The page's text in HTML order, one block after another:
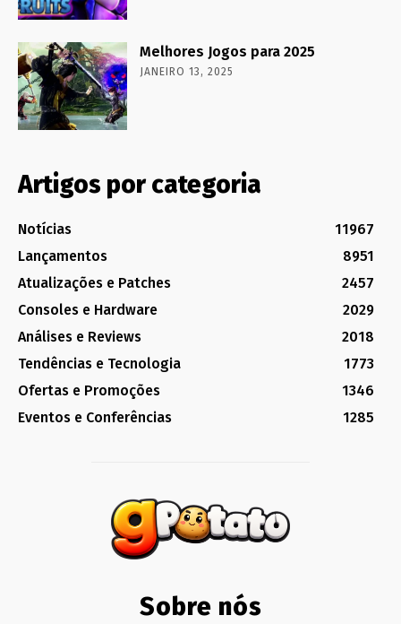
Melhores Jogos para 2025
JANEIRO 13, 2025
Artigos por categoria
Notícias
11967
Lançamentos
8951
Atualizações e Patches
2457
Consoles e Hardware
2029
Análises e Reviews
2018
Tendências e Tecnologia
1773
Ofertas e Promoções
1346
Eventos e Conferências
1285
Sobre nós